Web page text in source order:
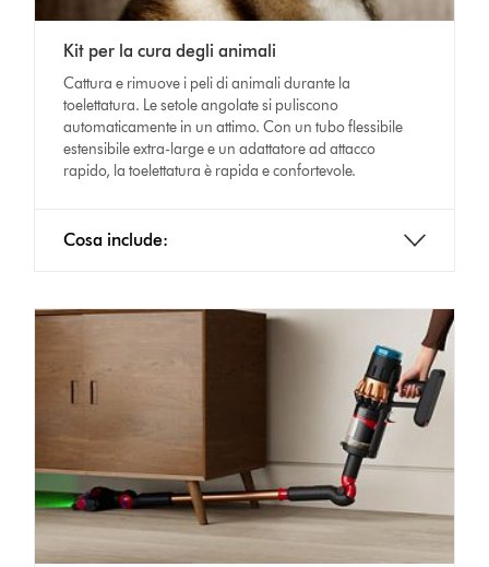
Kit per la cura degli animali
Cattura e rimuove i peli di animali durante la
toelettatura. Le setole angolate si puliscono
automaticamente in un attimo. Con un tubo flessibile
estensibile extra-large e un adattatore ad attacco
rapido, la toelettatura è rapida e confortevole.
Cosa include: